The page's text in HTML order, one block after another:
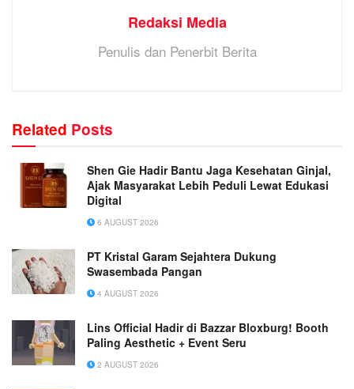
Redaksi Media
Penulis dan Penerbit Berita
Related Posts
Shen Gie Hadir Bantu Jaga Kesehatan Ginjal,
Ajak Masyarakat Lebih Peduli Lewat Edukasi
Digital
6 AUGUST 2026
PT Kristal Garam Sejahtera Dukung
Swasembada Pangan
4 AUGUST 2026
Lins Official Hadir di Bazzar Bloxburg! Booth
Paling Aesthetic + Event Seru
2 AUGUST 2026